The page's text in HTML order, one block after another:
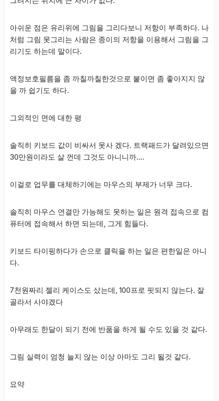
아쉬운 점은 유리위에 그림을 그리다보니 저항이 부족하다. 나
처럼 그림 못그리는 사람은 종이의 저항을 이용해서 그림을 그
리기도 하는데 말이다.
액정보호필름을 좀 까칠까칠한것으로 붙이면 좀 좋아지지 않
을 까 쉽기도 하다.
그외적인 면에 대한 평
솔직히 키보드 값이 비싸서 못사 겠다. 트랙패드가 달려있으면
30만원이라도 살 껀데 그것도 아니니까….
이걸로 업무를 대체하기에는 마우스의 부제가 너무 크다.
솔직히 마우스 연결만 가능해도 못하는 일은 원격 접속으로 컴
퓨터에 접속해서 하면 되는데, 그게 힘들다.
키보드 타이핑하다가 손으로 클릭을 하는 일은 편한일은 아니
다.
7천원짜리 젤리 케이스도 샀는데, 100프로 핏되지 않는다. 잘
골라서 사야겠다
아무래도 한달이 되기 전에 반품을 하게 될 수도 있을 것 같다.
그림 실력이 엄청 늘지 않는 이상 아마도 그리 될것 같다.
요약